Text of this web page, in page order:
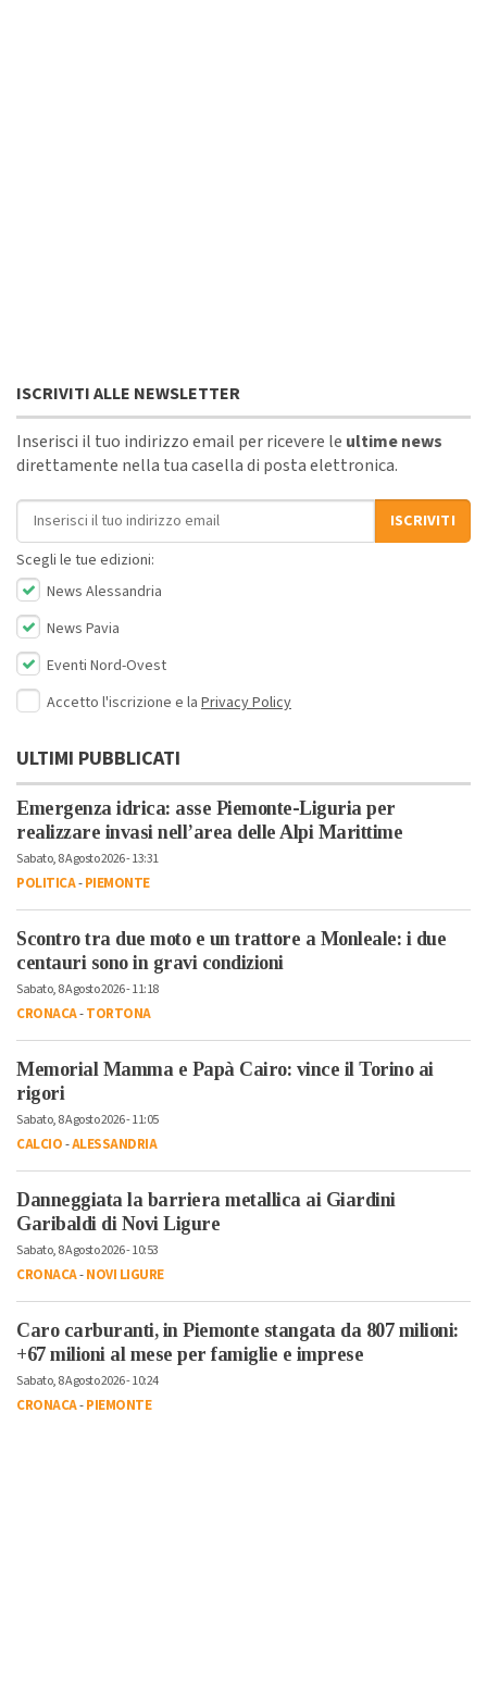
ISCRIVITI ALLE NEWSLETTER
Inserisci il tuo indirizzo email per ricevere le ultime news
direttamente nella tua casella di posta elettronica.
Indirizzo email
ISCRIVITI
Scegli le tue edizioni:
News Alessandria
News Pavia
Eventi Nord-Ovest
Accetto l'iscrizione e la Privacy Policy
ULTIMI PUBBLICATI
Emergenza idrica: asse Piemonte-Liguria per
realizzare invasi nell’area delle Alpi Marittime
Sabato, 8 Agosto 2026 - 13:31
POLITICA-PIEMONTE
Scontro tra due moto e un trattore a Monleale: i due
centauri sono in gravi condizioni
Sabato, 8 Agosto 2026 - 11:18
CRONACA-TORTONA
Memorial Mamma e Papà Cairo: vince il Torino ai
rigori
Sabato, 8 Agosto 2026 - 11:05
CALCIO-ALESSANDRIA
Danneggiata la barriera metallica ai Giardini
Garibaldi di Novi Ligure
Sabato, 8 Agosto 2026 - 10:53
CRONACA-NOVI LIGURE
Caro carburanti, in Piemonte stangata da 807 milioni:
+67 milioni al mese per famiglie e imprese
Sabato, 8 Agosto 2026 - 10:24
CRONACA-PIEMONTE